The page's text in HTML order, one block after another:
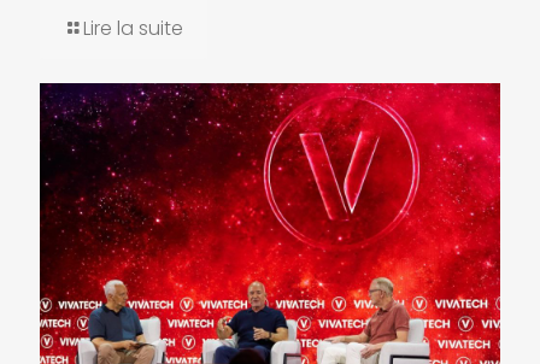
Lire la suite